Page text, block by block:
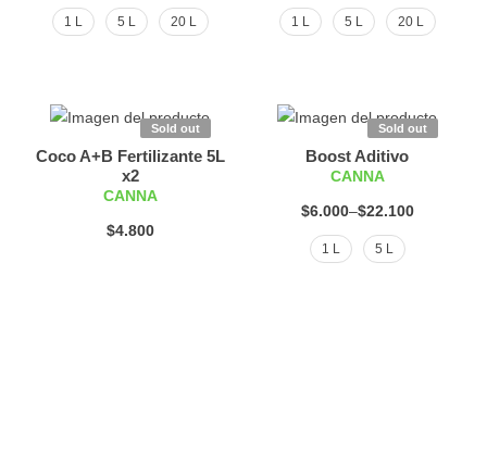
1 L 5 L 20 L 1 L 5 L 20 L
Sold out
Coco A+B Fertilizante 5L
x2
CANNA
$4.800
Sold out
Boost Aditivo
CANNA
$6.000–$22.100
1 L 5 L